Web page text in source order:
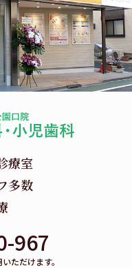
療室
多数
967
ただけます。